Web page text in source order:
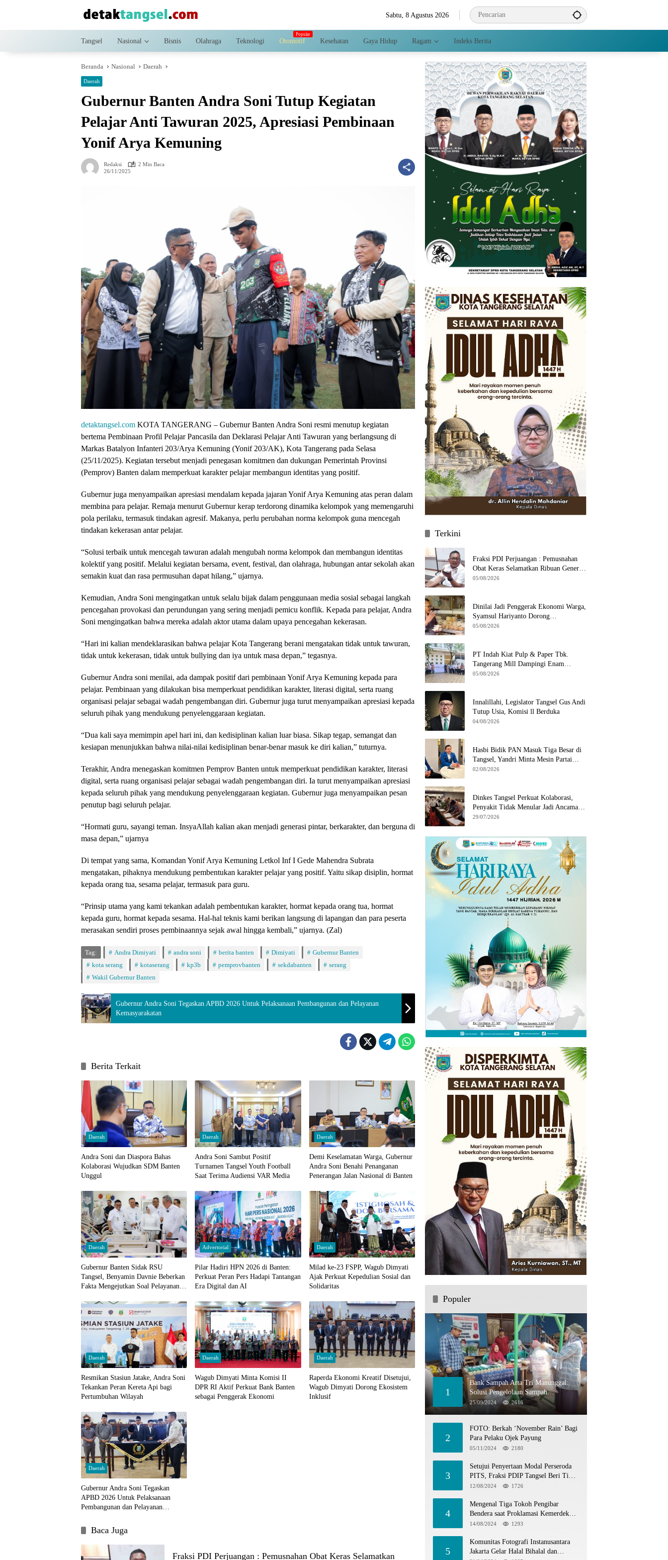
Sabtu, 8 Agustus 2026
Tangsel Nasional Bisnis Olahraga Teknologi Otomotif Kesehatan Gaya Hidup Ragam Indeks Berita
Beranda Nasional Daerah
Daerah
Gubernur Banten Andra Soni Tutup Kegiatan
Pelajar Anti Tawuran 2025, Apresiasi Pembinaan
Yonif Arya Kemuning
Redaksi
2 Min Baca
26/11/2025
detaktangsel.com KOTA TANGERANG – Gubernur Banten Andra Soni resmi menutup kegiatan
bertema Pembinaan Profil Pelajar Pancasila dan Deklarasi Pelajar Anti Tawuran yang berlangsung di
Markas Batalyon Infanteri 203/Arya Kemuning (Yonif 203/AK), Kota Tangerang pada Selasa
(25/11/2025). Kegiatan tersebut menjadi penegasan komitmen dan dukungan Pemerintah Provinsi
(Pemprov) Banten dalam memperkuat karakter pelajar membangun identitas yang positif.
Gubernur juga menyampaikan apresiasi mendalam kepada jajaran Yonif Arya Kemuning atas peran dalam
membina para pelajar. Remaja menurut Gubernur kerap terdorong dinamika kelompok yang memengaruhi
pola perilaku, termasuk tindakan agresif. Makanya, perlu perubahan norma kelompok guna mencegah
tindakan kekerasan antar pelajar.
“Solusi terbaik untuk mencegah tawuran adalah mengubah norma kelompok dan membangun identitas
kolektif yang positif. Melalui kegiatan bersama, event, festival, dan olahraga, hubungan antar sekolah akan
semakin kuat dan rasa permusuhan dapat hilang,” ujarnya.
Kemudian, Andra Soni mengingatkan untuk selalu bijak dalam penggunaan media sosial sebagai langkah
pencegahan provokasi dan perundungan yang sering menjadi pemicu konflik. Kepada para pelajar, Andra
Soni mengingatkan bahwa mereka adalah aktor utama dalam upaya pencegahan kekerasan.
“Hari ini kalian mendeklarasikan bahwa pelajar Kota Tangerang berani mengatakan tidak untuk tawuran,
tidak untuk kekerasan, tidak untuk bullying dan iya untuk masa depan,” tegasnya.
Gubernur Andra soni menilai, ada dampak positif dari pembinaan Yonif Arya Kemuning kepada para
pelajar. Pembinaan yang dilakukan bisa memperkuat pendidikan karakter, literasi digital, serta ruang
organisasi pelajar sebagai wadah pengembangan diri. Gubernur juga turut menyampaikan apresiasi kepada
seluruh pihak yang mendukung penyelenggaraan kegiatan.
“Dua kali saya memimpin apel hari ini, dan kedisiplinan kalian luar biasa. Sikap tegap, semangat dan
kesiapan menunjukkan bahwa nilai-nilai kedisiplinan benar-benar masuk ke diri kalian,” tuturnya.
Terakhir, Andra menegaskan komitmen Pemprov Banten untuk memperkuat pendidikan karakter, literasi
digital, serta ruang organisasi pelajar sebagai wadah pengembangan diri. Ia turut menyampaikan apresiasi
kepada seluruh pihak yang mendukung penyelenggaraan kegiatan. Gubernur juga menyampaikan pesan
penutup bagi seluruh pelajar.
“Hormati guru, sayangi teman. InsyaAllah kalian akan menjadi generasi pintar, berkarakter, dan berguna di
masa depan,” ujarnya
Di tempat yang sama, Komandan Yonif Arya Kemuning Letkol Inf I Gede Mahendra Subrata
mengatakan, pihaknya mendukung pembentukan karakter pelajar yang positif. Yaitu sikap disiplin, hormat
kepada orang tua, sesama pelajar, termasuk para guru.
“Prinsip utama yang kami tekankan adalah pembentukan karakter, hormat kepada orang tua, hormat
kepada guru, hormat kepada sesama. Hal-hal teknis kami berikan langsung di lapangan dan para peserta
merasakan sendiri proses pembinaannya sejak awal hingga kembali,” ujarnya. (Zal)
Tag: Andra Dimiyati andra soni berita banten Dimiyati
Gubernur Banten
kota serang
kotaserang kp3b pemprovbanten sekdabanten
serang
Wakil Gubernur Banten
Gubernur Andra Soni Tegaskan APBD 2026 Untuk Pelaksanaan Pembangunan dan Pelayanan
Kemasyarakatan
Berita Terkait
Daerah
Andra Soni dan Diaspora Bahas
Kolaborasi Wujudkan SDM Banten
Unggul
Daerah
Andra Soni Sambut Positif
Turnamen Tangsel Youth Football
Saat Terima Audiensi VAR Media
Daerah
Demi Keselamatan Warga, Gubernur
Andra Soni Benahi Penanganan
Penerangan Jalan Nasional di Banten
Daerah
Gubernur Banten Sidak RSU
Tangsel, Benyamin Davnie Beberkan
Fakta Mengejutkan Soal Pelayanan
Advertorial
Pilar Hadiri HPN 2026 di Banten:
Perkuat Peran Pers Hadapi Tantangan
Era Digital dan AI
Daerah
Milad ke-23 FSPP, Wagub Dimyati
Ajak Perkuat Kepedulian Sosial dan
Solidaritas
Daerah
Resmikan Stasiun Jatake, Andra Soni
Tekankan Peran Kereta Api bagi
Pertumbuhan Wilayah
Daerah
Wagub Dimyati Minta Komisi II
DPR RI Aktif Perkuat Bank Banten
sebagai Penggerak Ekonomi
Daerah
Raperda Ekonomi Kreatif Disetujui,
Wagub Dimyati Dorong Ekosistem
Inklusif
Daerah
Gubernur Andra Soni Tegaskan
APBD 2026 Untuk Pelaksanaan
Pembangunan dan Pelayanan
Baca Juga
Fraksi PDI Perjuangan : Pemusnahan Obat Keras Selamatkan
Terkini
Fraksi PDI Perjuangan : Pemusnahan
Obat Keras Selamatkan Ribuan Generasi
Muda Tangsel
05/08/2026
Dinilai Jadi Penggerak Ekonomi Warga,
Syamsul Hariyanto Dorong
Pengembangan Budidaya Jamur Crispy
05/08/2026
PT Indah Kiat Pulp & Paper Tbk.
Tangerang Mill Dampingi Enam
Wilayah Binaan
05/08/2026
Innalillahi, Legislator Tangsel Gus Andi
Tutup Usia, Komisi ll Berduka
04/08/2026
Hasbi Bidik PAN Masuk Tiga Besar di
Tangsel, Yandri Minta Mesin Partai
Bergerak
02/08/2026
Dinkes Tangsel Perkuat Kolaborasi,
Penyakit Tidak Menular Jadi Ancaman
Utama
29/07/2026
Populer
1
Bank Sampah Arta Tri Manunggal:
Solusi Pengelolaan Sampah
Berkelanjutan di Tangerang Selatan
25/09/2024 2616
2
FOTO: Berkah ‘November Rain’ Bagi
Para Pelaku Ojek Payung
05/11/2024 2180
3
Setujui Penyertaan Modal Perseroda
PITS, Fraksi PDIP Tangsel Beri Tiga
Catatan
12/08/2024 1726
4
Mengenal Tiga Tokoh Pengibar
Bendera saat Proklamasi Kemerdekaan
1945
14/08/2024 1293
5
Komunitas Fotografi Instanusantara
Jakarta Gelar Halal Bihalal dan